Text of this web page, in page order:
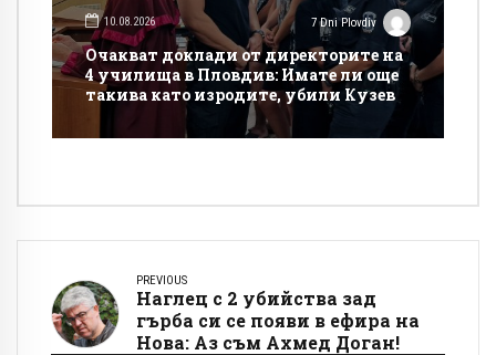
10.08.2026 7 Dni Plovdiv
Очакват доклади от директорите на
4 училища в Пловдив: Имате ли още
такива като изродите, убили Кузев
PREVIOUS
Наглец с 2 убийства зад
гърба си се появи в ефира на
Нова: Аз съм Ахмед Доган!